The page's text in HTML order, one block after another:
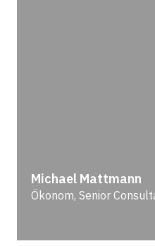
Michael Mattmann
Ökonom, Senior